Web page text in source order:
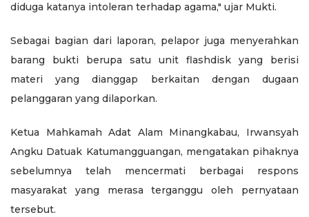
diduga katanya intoleran terhadap agama," ujar Mukti.
Sebagai bagian dari laporan, pelapor juga menyerahkan
barang bukti berupa satu unit flashdisk yang berisi
materi yang dianggap berkaitan dengan dugaan
pelanggaran yang dilaporkan.
Ketua Mahkamah Adat Alam Minangkabau, Irwansyah
Angku Datuak Katumangguangan, mengatakan pihaknya
sebelumnya telah mencermati berbagai respons
masyarakat yang merasa terganggu oleh pernyataan
tersebut.